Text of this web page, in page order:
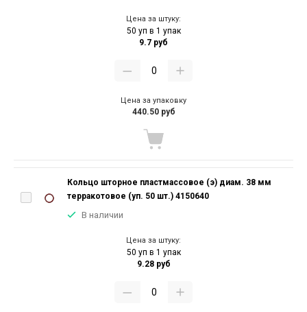
Цена за штуку:
50 уп в 1 упак
9.7 руб
Цена за упаковку
440.50 руб
Кольцо шторное пластмассовое (э) диам. 38 мм
терракотовое (уп. 50 шт.) 4150640
В наличии
Цена за штуку:
50 уп в 1 упак
9.28 руб